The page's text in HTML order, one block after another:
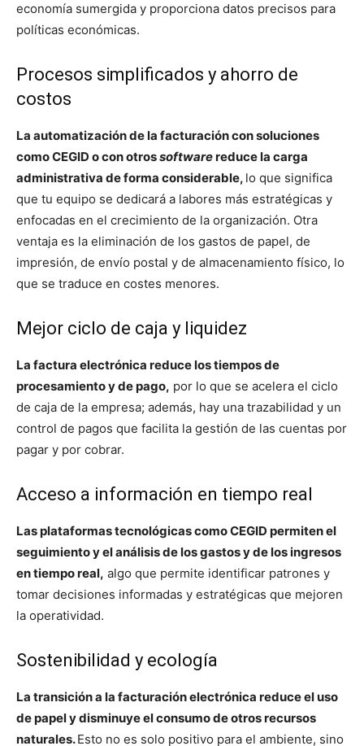
economía sumergida y proporciona datos precisos para
políticas económicas.
Procesos simplificados y ahorro de
costos
La automatización de la facturación con soluciones
como CEGID o con otrossoftwarereduce la carga
administrativa de forma considerable, lo que significa
que tu equipo se dedicará a labores más estratégicas y
enfocadas en el crecimiento de la organización. Otra
ventaja es la eliminación de los gastos de papel, de
impresión, de envío postal y de almacenamiento físico, lo
que se traduce en costes menores.
Mejor ciclo de caja y liquidez
La factura electrónica reduce los tiempos de
procesamiento y de pago, por lo que se acelera el ciclo
de caja de la empresa; además, hay una trazabilidad y un
control de pagos que facilita la gestión de las cuentas por
pagar y por cobrar.
Acceso a información en tiempo real
Las plataformas tecnológicas como CEGID permiten el
seguimiento y el análisis de los gastos y de los ingresos
en tiempo real, algo que permite identificar patrones y
tomar decisiones informadas y estratégicas que mejoren
la operatividad.
Sostenibilidad y ecología
La transición a la facturación electrónica reduce el uso
de papel y disminuye el consumo de otros recursos
naturales.Esto no es solo positivo para el ambiente, sino